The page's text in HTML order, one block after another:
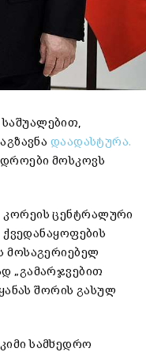
დაადასტურა.
მოსკოვს
კორეის ცენტრალური
მოსაგერიებელ
„გამარჯვებით
შორის გასულ
სამხედრო